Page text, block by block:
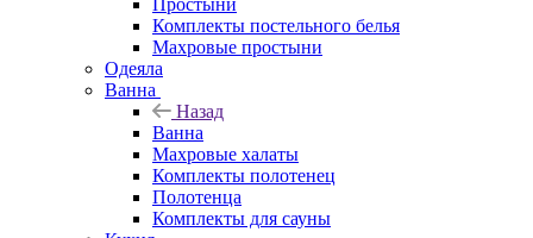
Простыни
Комплекты постельного белья
Махровые простыни
Одеяла
Ванна
Назад
Ванна
Махровые халаты
Комплекты полотенец
Полотенца
Комплекты для сауны